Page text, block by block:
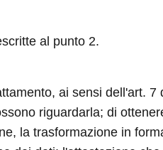
al punto 2.
ai sensi dell'art. 7
riguardarla; di
la trasformazione in